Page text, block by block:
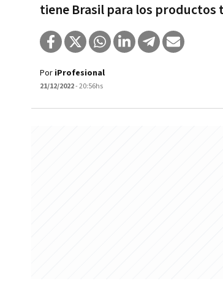
tiene Brasil para los
Por iProfesional
21/12/2022- 20:56hs